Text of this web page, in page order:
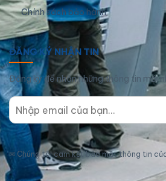
Chính sách bảo hành
ĐĂNG KÝ NHẬN TIN
Đăng ký để nhận những thông tin mới
✉ Chúng tôi cam kết bảo mật thông tin